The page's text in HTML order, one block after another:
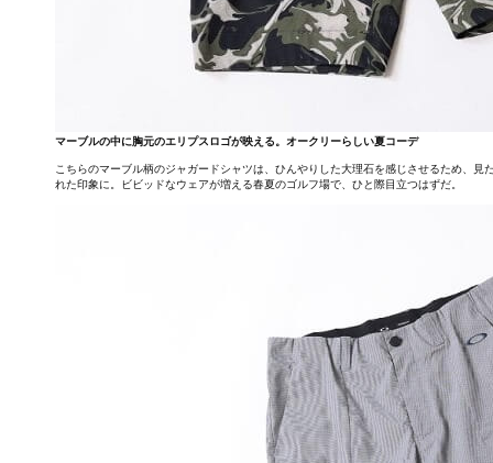
マーブルの中に胸元のエリプスロゴが映える。オークリーらしい夏コーデ
こちらのマーブル柄のジャガードシャツは、ひんやりした大理石を感じさせるため、
れた印象に。ビビッドなウェアが増える春夏のゴルフ場で、ひと際目立つはずだ。